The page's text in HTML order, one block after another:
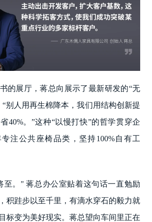
的展厅，蒋总向展示了最新研发的“无
别人用再生棉降本，我们用结构创新提
40%。”这种“以慢打快”的哲学贯穿企
注公共座椅品类，坚持100%自有工
至。" 蒋总办公室贴着这句话一直勉励
积跬步以至千里，有滴水穿石的毅力就
标变为美好现实。蒋总望向车间里正在